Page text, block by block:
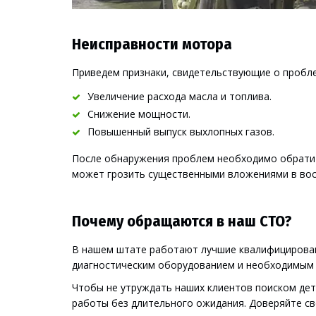
Неисправности мотора
Приведем признаки, свидетельствующие о
Увеличение расхода масла и топлива.
Снижение мощности.
Повышенный выпуск выхлопных газов.
После обнаружения проблем необходимо
может грозить существенными вложениями в
Почему обращаются в наш СТО?
В нашем штате работают лучшие
диагностическим оборудованием и
Чтобы не утруждать наших клиентов поиском
работы без длительного ожидания. Доверяйте